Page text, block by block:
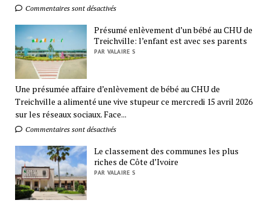
Commentaires sont désactivés
Présumé enlèvement d’un bébé au CHU de
Treichville: l’enfant est avec ses parents
PAR VALAIRE S
Une présumée affaire d’enlèvement de bébé au CHU de
Treichville a alimenté une vive stupeur ce mercredi 15 avril 2026
sur les réseaux sociaux. Face...
Commentaires sont désactivés
Le classement des communes les plus
riches de Côte d’Ivoire
PAR VALAIRE S